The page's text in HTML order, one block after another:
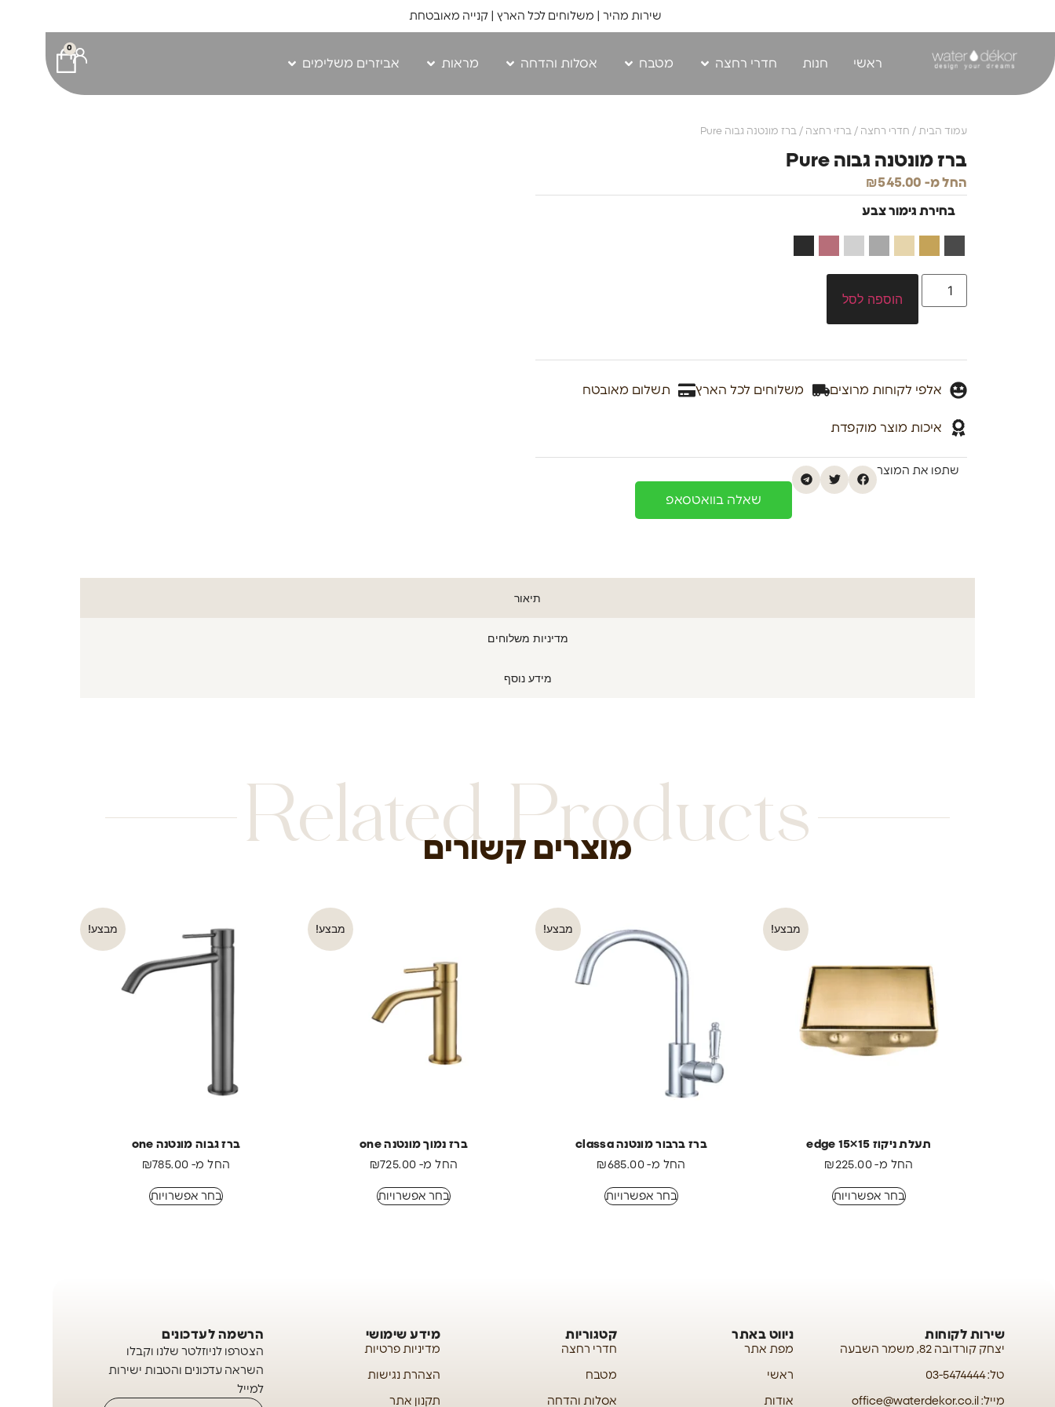
שירות מהיר | משלוחים לכל הארץ | קנייה מאובטחת
ראשי חנות חדרי רחצה מטבח אסלות והדחה מראות אביזרים משלימים
0
עמוד הבית / חדרי רחצה / ברזי רחצה / ברז מונטנה גבוה Pure
ברז מונטנה גבוה Pure
החל מ- ₪545.00
בחירת גימור צבע
הוספה לסל
אלפי לקוחות מרוצים משלוחים לכל הארץ תשלום מאובטח
איכות מוצר מוקפדת
שתפו את המוצר
שאלה בוואטסאפ
תיאור
מדיניות משלוחים
מידע נוסף
Related Products
מוצרים קשורים
מבצע!
תעלת ניקוז edge 15×15
החל מ-
₪225.00
בחר אפשרויות
מבצע!
ברז ברבור מונטנה classa
החל מ-
₪685.00
בחר אפשרויות
מבצע!
ברז נמוך מונטנה one
החל מ-
₪725.00
בחר אפשרויות
מבצע!
ברז גבוה מונטנה one
החל מ-
₪785.00
בחר אפשרויות
שירות לקוחות
יצחק קורדובה 82, משמר השבעה
טל: 03-5474444
מייל: office@waterdekor.co.il
ניווט באתר
מפת אתר
ראשי
אודות
קטגוריות
חדרי רחצה
מטבח
אסלות והדחה
מידע שימושי
מדיניות פרטיות
הצהרת נגישות
תקנון אתר
הרשמה לעדכונים
הצטרפו לניוזלטר שלנו וקבלו
השראה עדכונים והטבות ישירות
למייל